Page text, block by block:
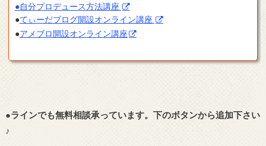
●自分プロデュース方法講座
●てぃーだブログ開設オンライン講座
●アメブロ開設オンライン講座
●ラインでも無料相談承っています。下のボタンから追加下さい
♪